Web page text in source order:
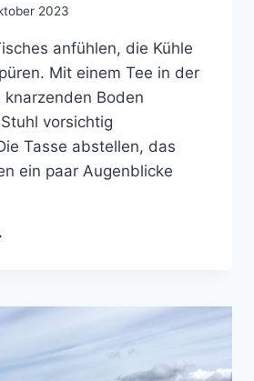
2023
anfühlen, die Kühle
Mit einem Tee in der
Boden
vorsichtig
Tasse abstellen, das
ein paar Augenblicke